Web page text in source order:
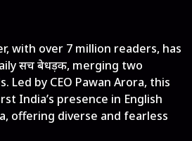
with over 7 million readers, has
सच बेधड़क, merging two
Led by CEO Pawan Arora, this
India’s presence in English
offering diverse and fearless